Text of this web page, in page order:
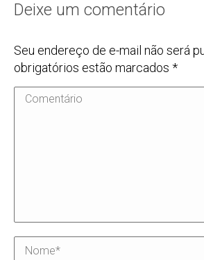
Deixe um comentário
Seu endereço de e-mail não será
obrigatórios estão marcados *
Comentário
Nome *